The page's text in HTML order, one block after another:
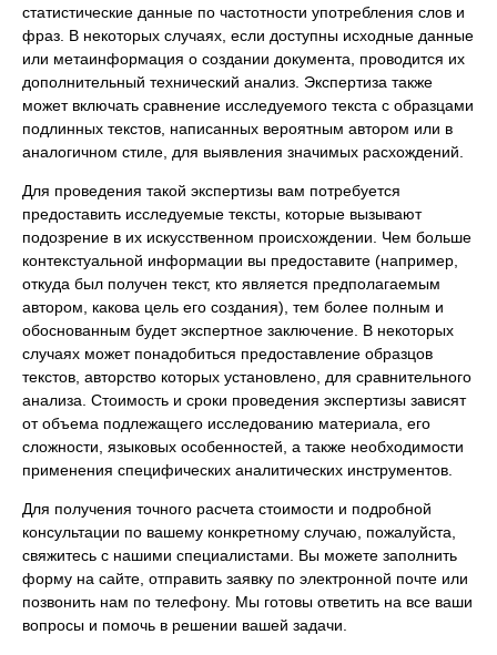
статистические данные по частотности употребления слов и
фраз. В некоторых случаях, если доступны исходные данные
или метаинформация о создании документа, проводится их
дополнительный технический анализ. Экспертиза также
может включать сравнение исследуемого текста с образцами
подлинных текстов, написанных вероятным автором или в
аналогичном стиле, для выявления значимых расхождений.
Для проведения такой экспертизы вам потребуется
предоставить исследуемые тексты, которые вызывают
подозрение в их искусственном происхождении. Чем больше
контекстуальной информации вы предоставите (например,
откуда был получен текст, кто является предполагаемым
автором, какова цель его создания), тем более полным и
обоснованным будет экспертное заключение. В некоторых
случаях может понадобиться предоставление образцов
текстов, авторство которых установлено, для сравнительного
анализа. Стоимость и сроки проведения экспертизы зависят
от объема подлежащего исследованию материала, его
сложности, языковых особенностей, а также необходимости
применения специфических аналитических инструментов.
Для получения точного расчета стоимости и подробной
консультации по вашему конкретному случаю, пожалуйста,
свяжитесь с нашими специалистами. Вы можете заполнить
форму на сайте, отправить заявку по электронной почте или
позвонить нам по телефону. Мы готовы ответить на все ваши
вопросы и помочь в решении вашей задачи.